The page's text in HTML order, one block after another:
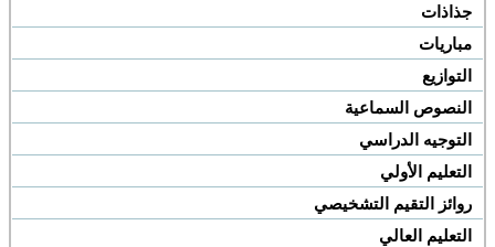
جذاذات
مباريات
التوازيع
النصوص السماعية
التوجيه الدراسي
التعليم الأولي
روائز التقيم التشخيصي
التعليم العالي